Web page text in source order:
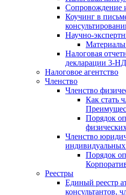
Cопровождение
Коучинг в
Научно-
Материалы
Налоговая
декларации 3-
Налоговое агентство
Членство
Членство
Как стать
Порядок
Членство
Порядок
Реестры
Единый реестр
консультантов,